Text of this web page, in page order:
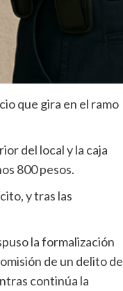
que gira en el ramo
del local y la caja
800 pesos.
y tras las
la formalización
de un delito de
continúa la